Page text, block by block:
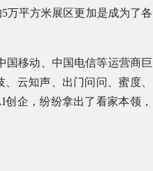
万平方米展区更加是成为了各
国移动、中国电信等运营商巨
云知声、出门问问、蜜度、
企，纷纷拿出了看家本领，